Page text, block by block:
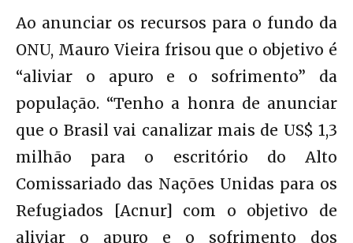
Ao anunciar os recursos para o fundo da
ONU, Mauro Vieira frisou que o objetivo é
“aliviar o apuro e o sofrimento” da
população. “Tenho a honra de anunciar
que o Brasil vai canalizar mais de US$ 1,3
milhão para o escritório do Alto
Comissariado das Nações Unidas para os
Refugiados [Acnur] com o objetivo de
aliviar o apuro e o sofrimento dos